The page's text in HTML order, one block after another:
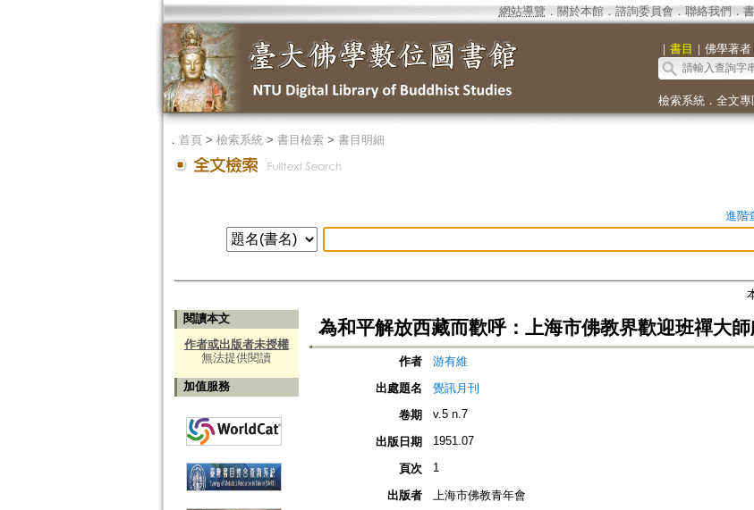
網站導覽 ． 關於本館． 諮詢委員會． 聯絡我們 ．
｜ 書目 ｜ 佛學著者
檢索系統． 全文專
． 首頁> 檢索系統> 書目檢索> 書目明細
進階
閱讀本文
作者或出版者未授權
無法提供閱讀
加值服務
為和平解放西藏而歡呼：上海市佛教界歡迎班禪大
作者
游有維
出處題名
覺訊月刊
卷期
v.5 n.7
出版日期 1951.07
頁次 1
出版者
上海市佛教青年會